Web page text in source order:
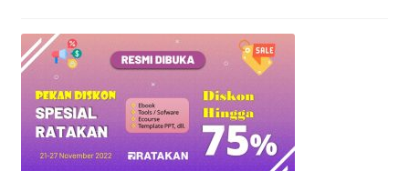
ebm
Ecourse Blogging Marketing
Jasa Landingpage